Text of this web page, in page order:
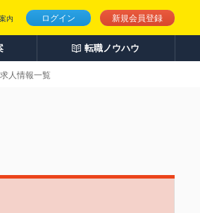
ログイン 新規会員登録
内
転職ノウハウ
人情報一覧